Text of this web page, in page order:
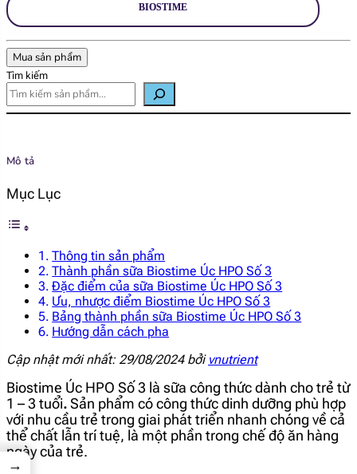
BIOSTIME
Mua sản phẩm
Tìm kiếm
Mô tả
Mục Lục
Thông tin sản phẩm
Thành phần sữa Biostime Úc HPO Số 3
Đặc điểm của sữa Biostime Úc HPO Số 3
Ưu, nhược điểm Biostime Úc HPO Số 3
Bảng thành phần sữa Biostime Úc HPO Số 3
Hướng dẫn cách pha
Cập nhật mới nhất: 29/08/2024 bởi vnutrient
Biostime Úc HPO Số 3 là sữa công thức dành cho trẻ từ
1 – 3 tuổi. Sản phẩm có công thức dinh dưỡng phù hợp
với nhu cầu trẻ trong giai phát triển nhanh chóng về cả
thể chất lẫn trí tuệ, là một phần trong chế độ ăn hàng
ngày của trẻ.
→